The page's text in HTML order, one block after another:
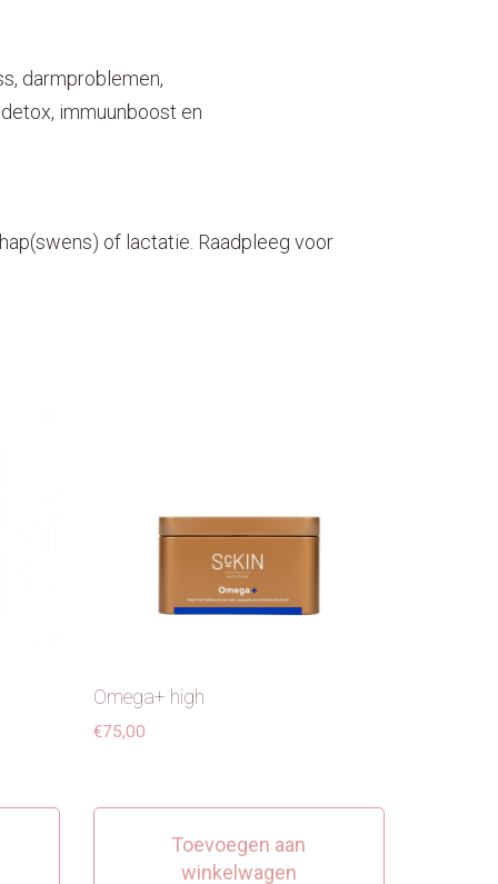
darmproblemen,
immuunboost en
of lactatie. Raadpleeg voor
Omega+ high
€75,00
Toevoegen aan
winkelwagen